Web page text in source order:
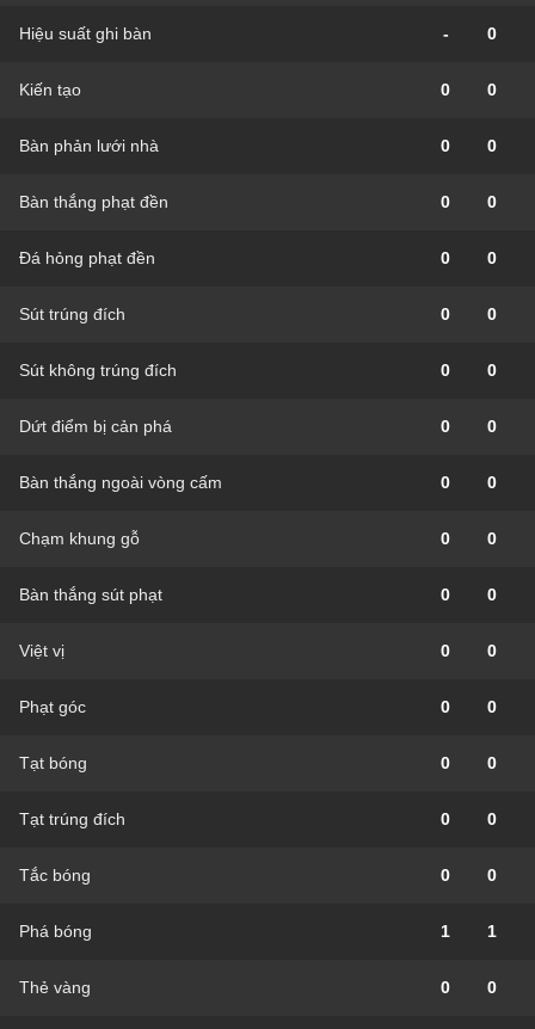
Hiệu suất ghi bàn - 0
Kiến tạo 0 0
Bàn phản lưới nhà 0 0
Bàn thắng phạt đền 0 0
Đá hỏng phạt đền 0 0
Sút trúng đích 0 0
Sút không trúng đích 0 0
Dứt điểm bị cản phá 0 0
Bàn thắng ngoài vòng cấm 0 0
Chạm khung gỗ 0 0
Bàn thắng sút phạt 0 0
Việt vị 0 0
Phạt góc 0 0
Tạt bóng 0 0
Tạt trúng đích 0 0
Tắc bóng 0 0
Phá bóng 1 1
Thẻ vàng 0 0